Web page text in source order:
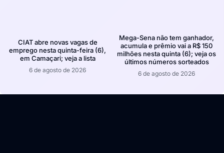
CIAT abre novas vagas de
emprego nesta quinta-feira (6),
em Camaçari; veja a lista
6 de agosto de 2026
Mega-Sena não tem ganhador,
acumula e prêmio vai a R$ 150
milhões nesta quinta (6); veja os
últimos números sorteados
6 de agosto de 2026